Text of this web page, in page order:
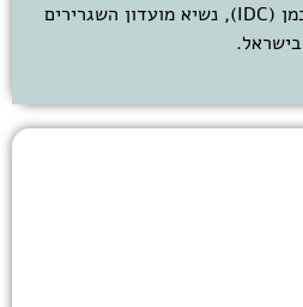
מעשית באוניברסיטת רייכמן (IDC), נשיא מועדון השגרירים
בישראל.